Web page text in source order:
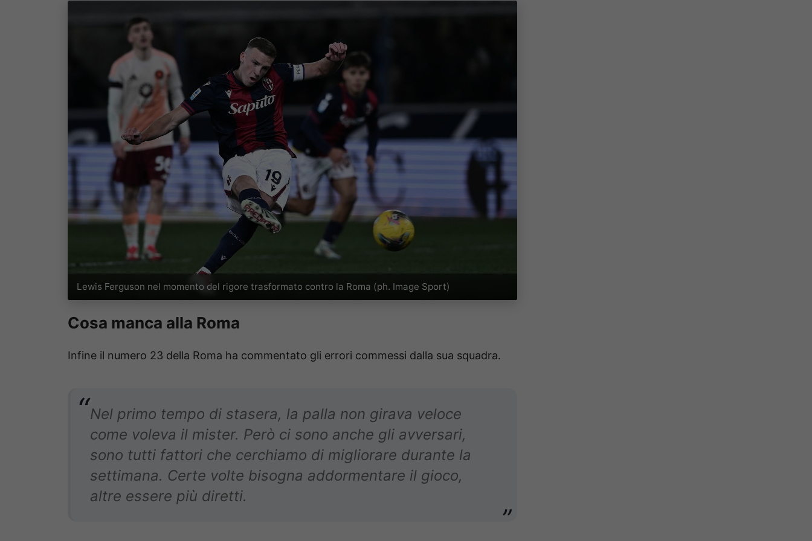
Lewis Ferguson nel momento del rigore trasformato contro la Roma (ph. Image Sport)
Cosa manca alla Roma
Infine il numero 23 della Roma ha commentato gli errori commessi dalla sua squadra.
Nel primo tempo di stasera, la palla non girava veloce
come voleva il mister. Però ci sono anche gli avversari,
sono tutti fattori che cerchiamo di migliorare durante la
settimana. Certe volte bisogna addormentare il gioco,
altre essere più diretti.